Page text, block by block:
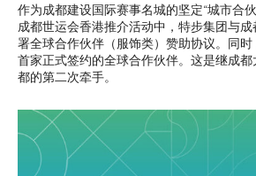
作为成都建设国际赛事名城的坚定“城市合
成都世运会香港推介活动中，特步集团与
署全球合作伙伴（服饰类）赞助协议。同
首家正式签约的全球合作伙伴。这是继成
都的第二次牵手。